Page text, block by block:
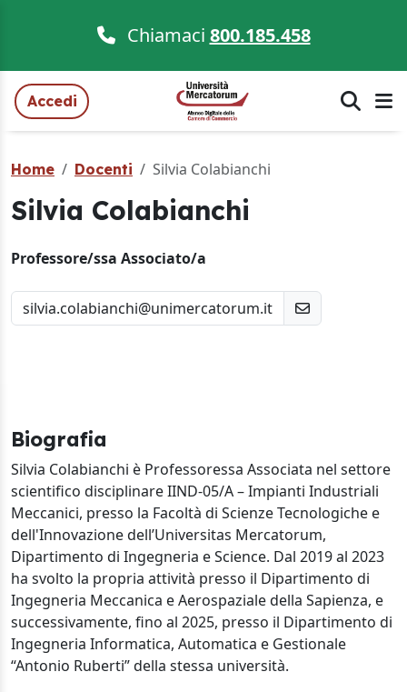
Chiamaci 800.185.458
Accedi
Home Docenti Silvia Colabianchi
Silvia Colabianchi
Professore/ssa Associato/a
silvia.colabianchi@unimercatorum.it
Biografia
Silvia Colabianchi è Professoressa Associata nel settore
scientifico disciplinare IIND-05/A – Impianti Industriali
Meccanici, presso la Facoltà di Scienze Tecnologiche e
dell'Innovazione dell’Universitas Mercatorum,
Dipartimento di Ingegneria e Science. Dal 2019 al 2023
ha svolto la propria attività presso il Dipartimento di
Ingegneria Meccanica e Aerospaziale della Sapienza, e
successivamente, fino al 2025, presso il Dipartimento di
Ingegneria Informatica, Automatica e Gestionale
“Antonio Ruberti” della stessa università.